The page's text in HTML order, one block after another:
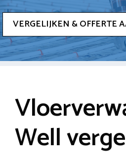
VERGELIJKEN & OFFERTE
Well